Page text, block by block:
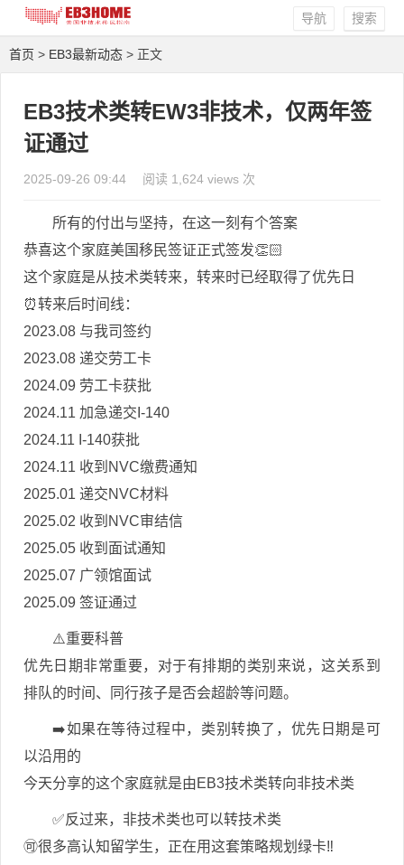
搜索
导航
首页 > EB3最新动态 > 正文
EB3技术类转EW3非技术，仅两年签
证通过
2025-09-26 09:44 阅读 1,624 views 次
所有的付出与坚持，在这一刻有个答案
恭喜这个家庭美国移民签证正式签发👏🏻
这个家庭是从技术类转来，转来时已经取得了优先日
⏰转来后时间线：
2023.08 与我司签约
2023.08 递交劳工卡
2024.09 劳工卡获批
2024.11 加急递交I-140
2024.11 I-140获批
2024.11 收到NVC缴费通知
2025.01 递交NVC材料
2025.02 收到NVC审结信
2025.05 收到面试通知
2025.07 广领馆面试
2025.09 签证通过
⚠️重要科普
优先日期非常重要，对于有排期的类别来说，这关系到
排队的时间、同行孩子是否会超龄等问题。
➡️如果在等待过程中，类别转换了，优先日期是可
以沿用的
今天分享的这个家庭就是由EB3技术类转向非技术类
✅反过来，非技术类也可以转技术类
🉑️很多高认知留学生，正在用这套策略规划绿卡‼️